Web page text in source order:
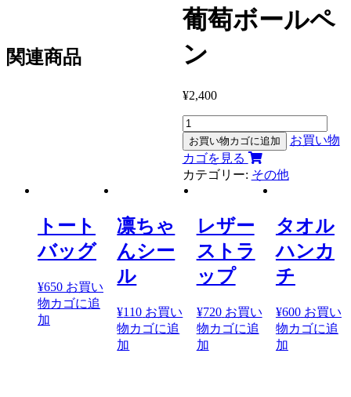
葡萄ボールペ
ン
¥2,400
葡
萄
ボ
ー
ル
お買い物カゴに追加
お買い物
カゴを見る
カテゴリー: その他
関連商品
トート
バッグ
¥650 お買い
物カゴに追
加
凛ちゃ
んシー
ル
¥110 お買い
物カゴに追
加
レザー
ストラ
ップ
¥720 お買い
物カゴに追
加
タオル
ハンカ
チ
¥600 お買い
物カゴに追
加